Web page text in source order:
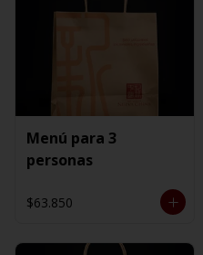
Menú para 3
personas
$63.850